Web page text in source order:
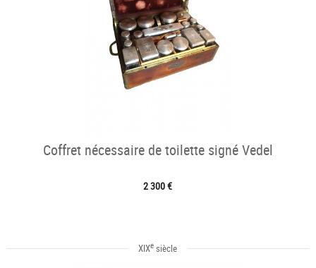
Coffret nécessaire de toilette signé Vedel
2 300 €
XIXe siècle